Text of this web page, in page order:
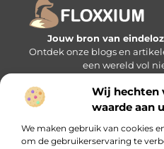
Wij hechten
waarde aan
We maken gebruik van cookies
om de gebruikerservaring te
Jouw bron van
Ontdek onze blogs en
een wereld vol
Bericht categorie